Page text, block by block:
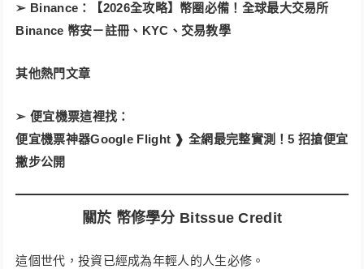
➢ Binance：【2026全攻略】幣圈必備！全球最大交易所
Binance 幣安－註冊、KYC、交易教學
其他熱門文章
➢ 便宜機票這裡找：
便宜機票神器Google Flight ❱ 全網最完整實測！5 招搶便宜
撇步公開
關於 幣修學分 Bitssue Credit
這個世代，投資已經成為年輕人的人生必修。